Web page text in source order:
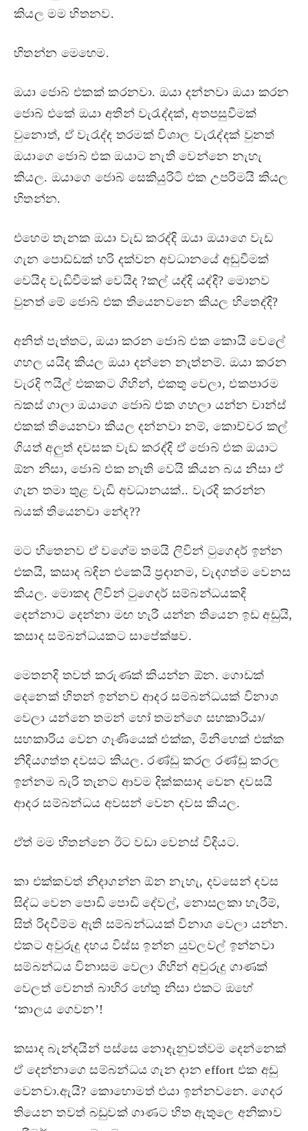
කියල මම හිතනව.
හිතන්න මෙහෙම.
ඔයා ජොබ් එකක් කරනවා. ඔයා දන්නවා ඔයා කරන
ජොබ් එකේ ඔයා අතින් වැරැද්දක්, අතපසුවීමක්
වුනොත්, ඒ වැරැද්ද තරමක් විශාල වැරැද්දක් වුනත්
ඔයාගෙ ජොබ් එක ඔයාට නැති වෙන්නෙ නැහැ
කියල. ඔයාගෙ ජොබ් සෙකියුරිටි එක උපරිමයි කියල
හිතන්න.
එහෙම තැනක ඔයා වැඩ කරද්දි ඔයා ඔයාගෙ වැඩ
ගැන පොඩ්ඩක් හරි දක්වන අවධානයේ අඩුවීමක්
වෙයිද වැඩිවීමක් වෙයිද ?කල් යද්දි යද්දි? මොනව
වුනත් මේ ජොබ් එක තියෙනවනෙ කියල හිතෙද්දි?
අනිත් පැත්තට, ඔයා කරන ජොබ් එක කොයි වෙලේ
ගහල යයිද කියල ඔයා දන්නෙ නැත්නම්. ඔයා කරන
වැරදි ෆයිල් එකකට ගිහින්, එකතු වෙලා, එකපාරම
බකස් ගාලා ඔයාගෙ ජොබ් එක ගහලා යන්න චාන්ස්
එකක් තියෙනවා කියල දන්නවා නම්, කොච්චර කල්
ගියත් අලුත් දවසක වැඩ කරද්දි ඒ ජොබ් එක ඔයාට
ඕන නිසා, ජොබ් එක නැති වෙයි කියන බය නිසා ඒ
ගැන තමා තුළ වැඩි අවධානයක්.. වැරදි කරන්න
බයක් තියෙනවා නේද??
මට හිතෙනව ඒ වගේම තමයි ලිවින් ටුගෙදර් ඉන්න
එකයි, කසාද බඳින එකෙයි ප්‍රදානම, වැදගත්ම වෙනස
කියල. මොකද ලිවින් ටුගෙදර් සම්බන්ධයකදි
දෙන්නාට දෙන්නා මඟ හැරී යන්න තියෙන ඉඩ අඩුයි,
කසාද සම්බන්ධයකට සාපේක්ෂව.
මෙතනදි තවත් කරුණක් කියන්න ඕන. ගොඩක්
දෙනෙක් හිතන් ඉන්නව ආදර සම්බන්ධයක් විනාශ
වෙලා යන්නෙ තමන් හෝ තමන්ගෙ සහකාරියා/
සහකාරිය වෙන ගෑණියෙක් එක්ක, මිනිහෙක් එක්ක
නිදියගත්ත දවසට කියල. රණ්ඩු කරල රණ්ඩු කරල
ඉන්නම බැරි තැනට ආවම දික්කසාද වෙන දවසයි
ආදර සම්බන්ධය අවසන් වෙන දවස කියල.
ඒත් මම හිතන්නෙ ඊට වඩා වෙනස් විදියට.
කා එක්කවත් නිදාගන්න ඕන නැහැ, දවසෙන් දවස
සිද්ධ වෙන පොඩි පොඩි දේවල්, නොසලකා හැරීම්,
සිත් රිදවීම්ම ඇති සම්බන්ධයක් විනාශ වෙලා යන්න.
එකට අවුරුදු දහය විස්ස ඉන්න යුවලවල් ඉන්නවා
සම්බන්ධය විනාසම වෙලා ගිහින් අවුරුදු ගාණක්
වෙලත් වෙනත් බාහිර හේතු නිසා එකට ඔහේ
‘කාලය ගෙවන’!
කසාද බැන්දයින් පස්සෙ නොදැනුවත්වම දෙන්නෙක්
ඒ දෙන්නාගෙ සම්බන්ධය ගැන දාන effort එක අඩු
වෙනවා.ඇයි? කොහොමත් එයා ඉන්නවනෙ. ගෙදර
තියෙන තවත් බඩුවක් ගාණට හිත ඇතුලෙ අනිකාව